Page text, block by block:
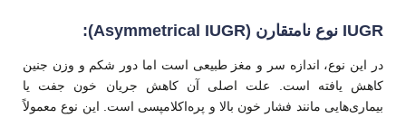
IUGR نوع نامتقارن (Asymmetrical IUGR):
در این نوع، اندازه سر و مغز طبیعی است اما دور شکم و وزن جنین
کاهش یافته است. علت اصلی آن کاهش جریان خون جفت یا
بیماری‌هایی مانند فشار خون بالا و پره‌اکلامپسی است. این نوع معمولاً